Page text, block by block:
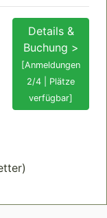
Details &
Buchung >
[Anmeldungen
2/4 | Plätze
verfügbar]